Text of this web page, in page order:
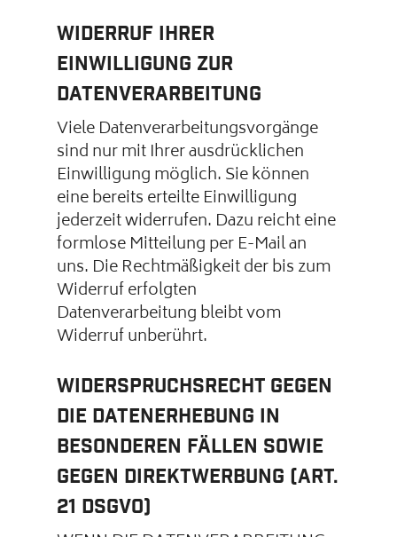
Widerruf Ihrer
Einwilligung zur
Datenverarbeitung
Viele Datenverarbeitungsvorgänge
sind nur mit Ihrer ausdrücklichen
Einwilligung möglich. Sie können
eine bereits erteilte Einwilligung
jederzeit widerrufen. Dazu reicht eine
formlose Mitteilung per E-Mail an
uns. Die Rechtmäßigkeit der bis zum
Widerruf erfolgten
Datenverarbeitung bleibt vom
Widerruf unberührt.
Widerspruchsrecht gegen
die Datenerhebung in
besonderen Fällen sowie
gegen Direktwerbung (Art.
21 DSGVO)